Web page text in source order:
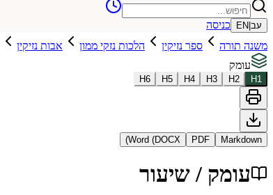
עב EN
כניסה
משנה תורה
ספר נזיקין הלכות נזקי ממון אבות נזיקין
עומק
H1
H2
H3
H4
H5
H6
Markdown
PDF
Word (DOCX)
עומק / שיעור